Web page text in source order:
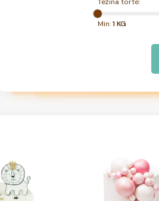
Min:1 KG